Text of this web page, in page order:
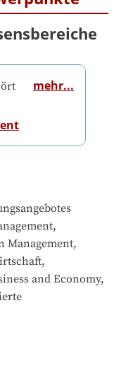
mehr...
Management,
and Economy,